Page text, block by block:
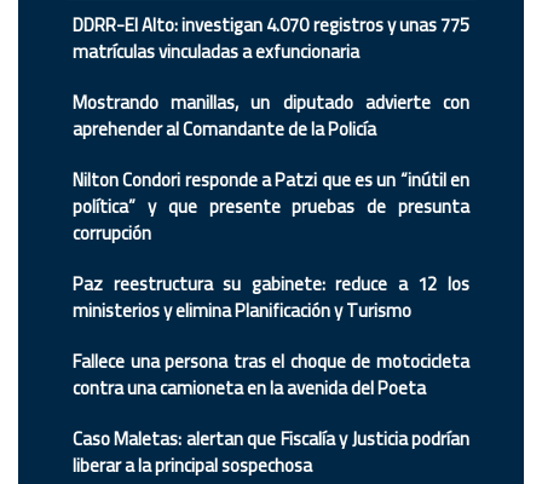
DDRR-El Alto: investigan 4.070 registros y unas 775
matrículas vinculadas a exfuncionaria
Mostrando manillas, un diputado advierte con
aprehender al Comandante de la Policía
Nilton Condori responde a Patzi que es un “inútil en
política” y que presente pruebas de presunta
corrupción
Paz reestructura su gabinete: reduce a 12 los
ministerios y elimina Planificación y Turismo
Fallece una persona tras el choque de motocicleta
contra una camioneta en la avenida del Poeta
Caso Maletas: alertan que Fiscalía y Justicia podrían
liberar a la principal sospechosa